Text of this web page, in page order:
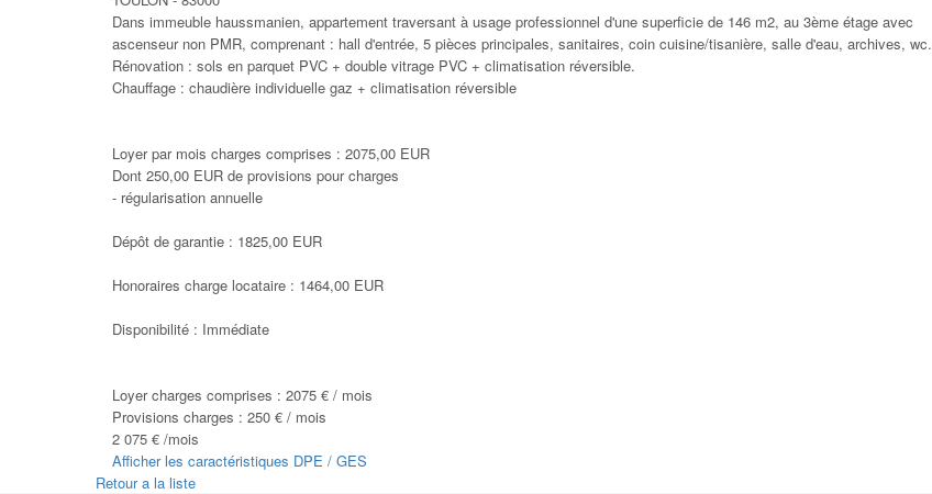
Dans immeuble haussmanien, appartement traversant à usage professionnel d'une superficie de 146 m2, au 3ème étage avec
ascenseur non PMR, comprenant : hall d'entrée, 5 pièces principales, sanitaires, coin cuisine/tisanière, salle d'eau, archives, wc.
Rénovation : sols en parquet PVC + double vitrage PVC + climatisation réversible.
Chauffage : chaudière individuelle gaz + climatisation réversible
Loyer par mois charges comprises : 2075,00 EUR
Dont 250,00 EUR de provisions pour charges
- régularisation annuelle
Dépôt de garantie : 1825,00 EUR
Honoraires charge locataire : 1464,00 EUR
Disponibilité : Immédiate
Loyer charges comprises : 2075 € / mois
Provisions charges : 250 € / mois
2 075 € /mois
Afficher les caractéristiques DPE / GES
Retour a la liste